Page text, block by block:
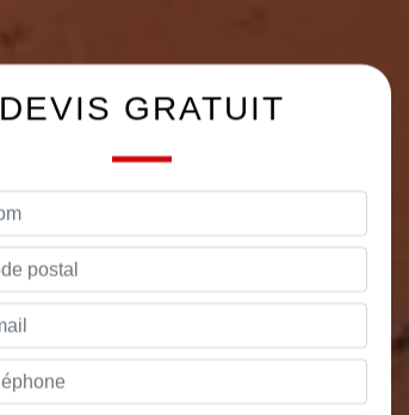
DEVIS GRATUIT